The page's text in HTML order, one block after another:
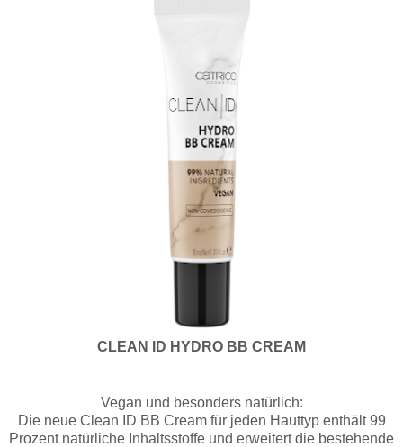
CLEAN ID HYDRO BB CREAM
Vegan und besonders natürlich:
Die neue Clean ID BB Cream für jeden Hauttyp enthält 99
Prozent natürliche Inhaltsstoffe und erweitert die bestehende